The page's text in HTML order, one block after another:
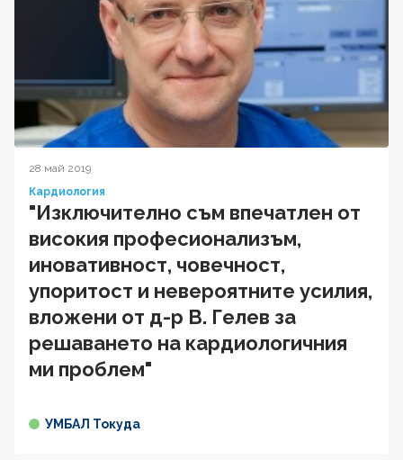
28 май 2019
Кардиология
"Изключително съм впечатлен от
високия професионализъм,
иновативност, човечност,
упоритост и невероятните усилия,
вложени от д-р В. Гелев за
решаването на кардиологичния
ми проблем"
УМБАЛ Токуда